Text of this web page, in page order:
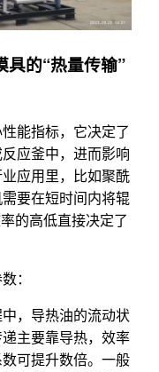
具的“热量传输”
能指标，它决定了
应釜中，进而影响
应用里，比如聚酰
要在短时间内将辊
的高低直接决定了
：
，导热油的流动状
主要靠导热，效率
可提升数倍。一般